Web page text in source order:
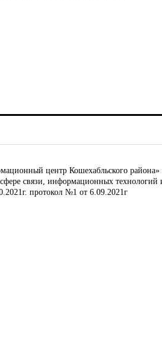
центр Кошехабльского района»
связи, информационных
протокол №1 от 6.09.2021г